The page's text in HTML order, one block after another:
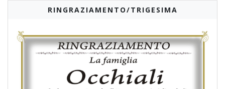
RINGRAZIAMENTO/TRIGESIMA